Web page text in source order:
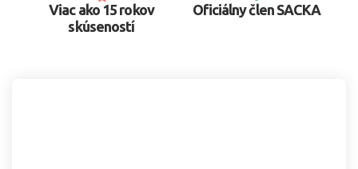
Viac ako 15 rokov
skúseností
Oficiálny člen SACKA